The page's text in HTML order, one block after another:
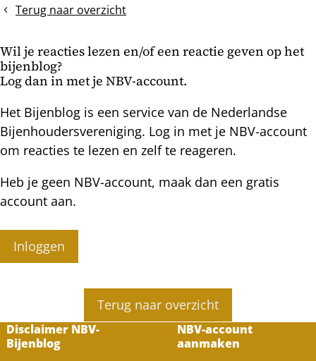
Terug naar overzicht
Wil je reacties lezen en/of een reactie geven op het
bijenblog?
Log dan in met je NBV-account.
Het Bijenblog is een service van de Nederlandse
Bijenhoudersvereniging. Log in met je NBV-account
om reacties te lezen en zelf te reageren.
Heb je geen NBV-account, maak dan een gratis
account aan.
Inloggen
Terug naar overzicht
Disclaimer NBV-
Bijenblog
NBV-account
aanmaken